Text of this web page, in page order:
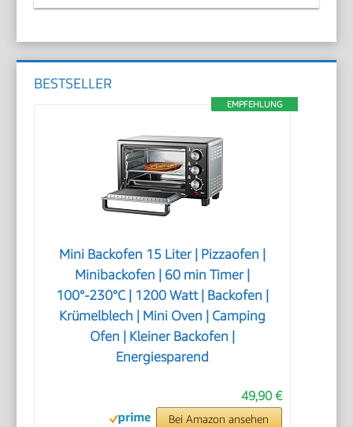
BESTSELLER
EMPFEHLUNG
Mini Backofen 15 Liter | Pizzaofen |
Minibackofen | 60 min Timer |
100°-230°C | 1200 Watt | Backofen |
Krümelblech | Mini Oven | Camping
Ofen | Kleiner Backofen |
Energiesparend
49,90 €
Bei Amazon ansehen